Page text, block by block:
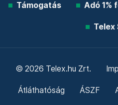
Támogatás Adó 1%
Telex
© 2026 Telex.hu Zrt.
Átláthatóság ÁSZF